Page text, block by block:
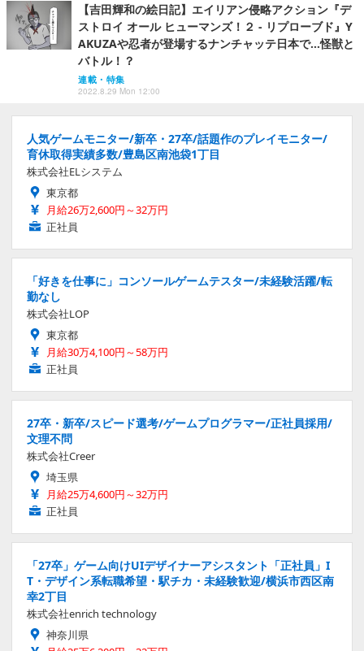
【吉田輝和の絵日記】エイリアン侵略アクション『デ
ストロイ オール ヒューマンズ！２ - リプローブド』Y
AKUZAや忍者が登場するナンチャッテ日本で…怪獣と
バトル！？
連載・特集
2022.8.29 Mon 12:00
人気ゲームモニター/新卒・27卒/話題作のプレイモニター/
育休取得実績多数/豊島区南池袋1丁目
株式会社ELシステム
東京都
月給26万2,600円～32万円
正社員
「好きを仕事に」コンソールゲームテスター/未経験活躍/転
勤なし
株式会社LOP
東京都
月給30万4,100円～58万円
正社員
27卒・新卒/スピード選考/ゲームプログラマー/正社員採用/
文理不問
株式会社Creer
埼玉県
月給25万4,600円～32万円
正社員
「27卒」ゲーム向けUIデザイナーアシスタント「正社員」I
T・デザイン系転職希望・駅チカ・未経験歓迎/横浜市西区南
幸2丁目
株式会社enrich technology
神奈川県